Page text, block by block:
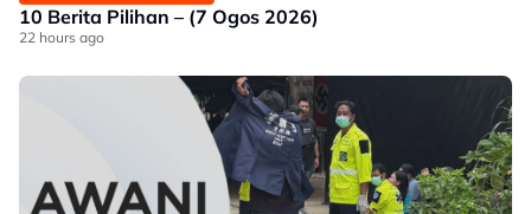
10 Berita Pilihan – (7 Ogos 2026)
22 hours ago